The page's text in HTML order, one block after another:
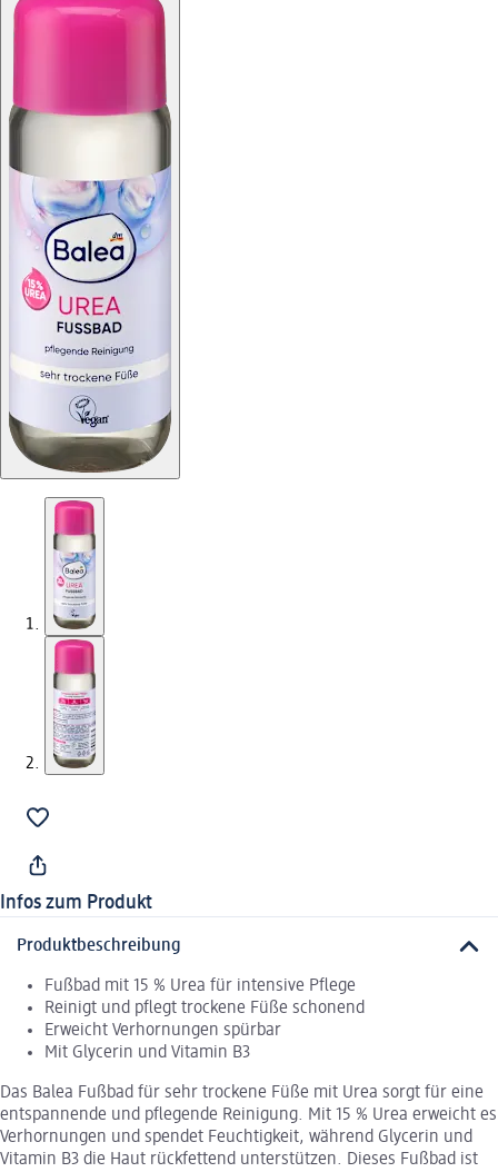
Infos zum Produkt
Produktbeschreibung
Fußbad mit 15 % Urea für intensive Pflege
Reinigt und pflegt trockene Füße schonend
Erweicht Verhornungen spürbar
Mit Glycerin und Vitamin B3
Das Balea Fußbad für sehr trockene Füße mit Urea sorgt für eine
entspannende und pflegende Reinigung. Mit 15 % Urea erweicht es
Verhornungen und spendet Feuchtigkeit, während Glycerin und
Vitamin B3 die Haut rückfettend unterstützen. Dieses Fußbad ist